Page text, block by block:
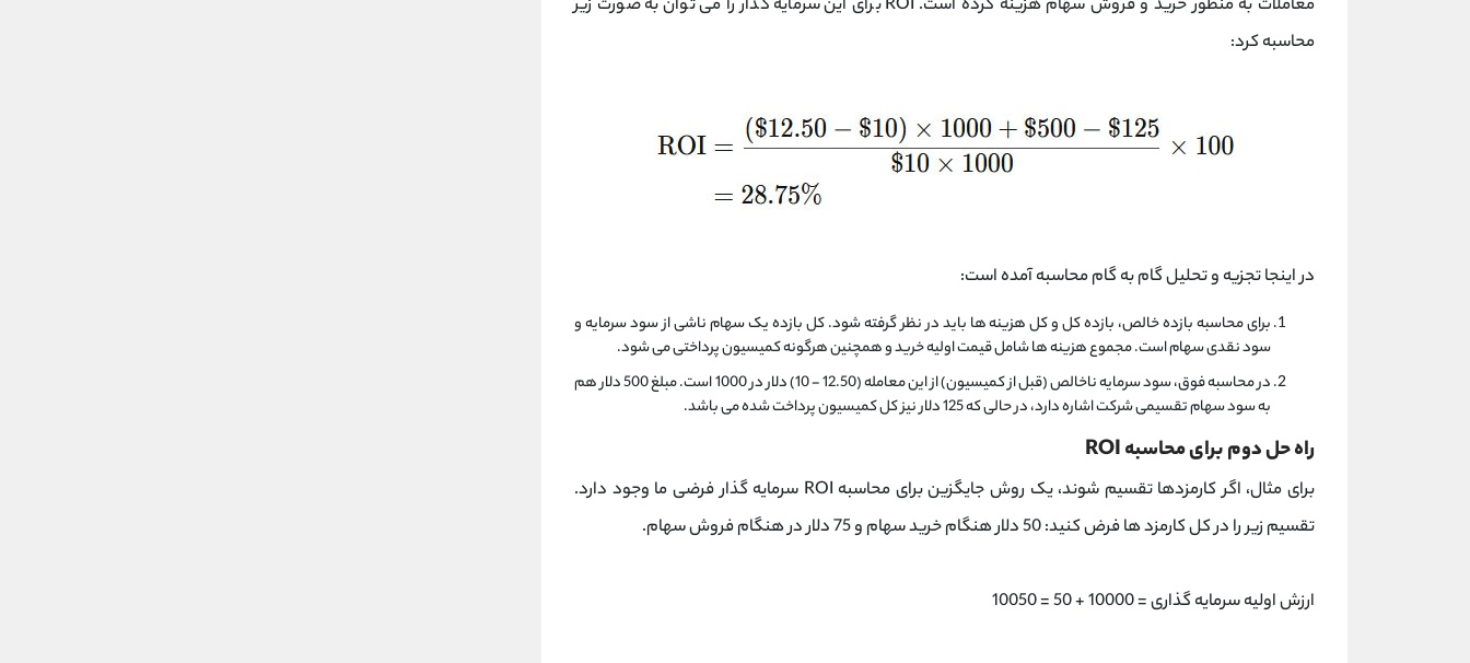
معاملات به منظور خرید و فروش سهام هزینه کرده است. ROI برای این سرمایه گذار را می توان به صورت زیر
محاسبه کرد:
در اینجا تجزیه و تحلیل گام به گام محاسبه آمده است:
برای محاسبه بازده خالص، بازده کل و کل هزینه ها باید در نظر گرفته شود. کل بازده یک سهام ناشی از سود سرمایه و
سود نقدی سهام است. مجموع هزینه ها شامل قیمت اولیه خرید و همچنین هرگونه کمیسیون پرداختی می شود.
در محاسبه فوق، سود سرمایه ناخالص (قبل از کمیسیون) از این معامله (12.50 - 10) دلار در 1000 است. مبلغ 500 دلار هم
به سود سهام تقسیمی شرکت اشاره دارد، در حالی که 125 دلار نیز کل کمیسیون پرداخت شده می باشد.
راه حل دوم برای محاسبه ROI
برای مثال، اگر کارمزدها تقسیم شوند، یک روش جایگزین برای محاسبه ROI سرمایه گذار فرضی ما وجود دارد.
تقسیم زیر را در کل کارمزد ها فرض کنید: 50 دلار هنگام خرید سهام و 75 دلار در هنگام فروش سهام.
ارزش اولیه سرمایه گذاری = 10000 + 50 = 10050